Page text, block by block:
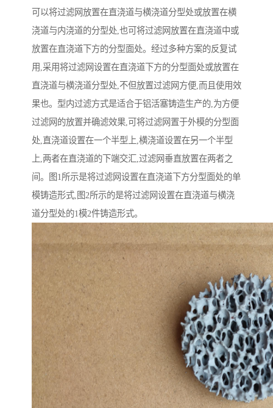
可以将过滤网放置在直浇道与横浇道分型处或放置在横
浇道与内浇道的分型处,也可将过滤网放置在直浇道中或
放置在直浇道下方的分型面处。经过多种方案的反复试
用,采用将过滤网设置在直浇道下方的分型面处或放置在
直浇道与横浇道分型处,不但放置过滤网方便,而且使用效
果也。型内过滤方式是适合于铝活塞铸造生产的,为方便
过滤网的放置并确滤效果,可将过滤网置于外模的分型面
处,直浇道设置在一个半型上,横浇道设置在另一个半型
上,两者在直浇道的下端交汇,过滤网垂直放置在两者之
间。图1所示是将过滤网设置在直浇道下方分型面处的单
模铸造形式,图2所示的是将过滤网设置在直浇道与横浇
道分型处的1模2件铸造形式。